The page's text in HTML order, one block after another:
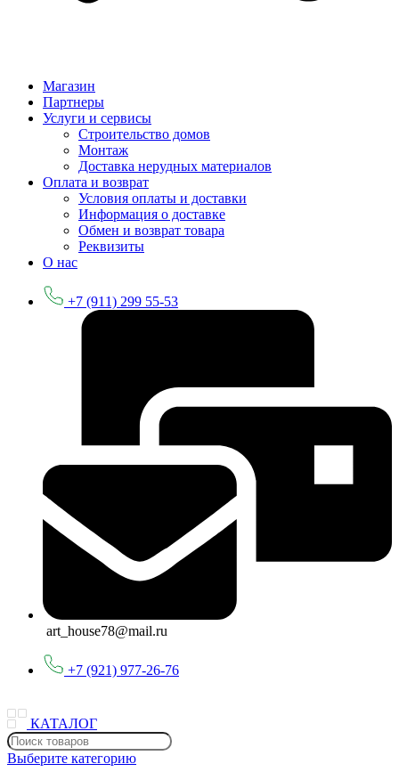
Магазин
Партнеры
Услуги и сервисы
Строительство домов
Монтаж
Доставка нерудных материалов
Оплата и возврат
Условия оплаты и доставки
Информация о доставке
Обмен и возврат товара
Реквизиты
О нас
+7 (911) 299 55-53
art_house78@mail.ru
+7 (921) 977-26-76
КАТАЛОГ
Выберите категорию